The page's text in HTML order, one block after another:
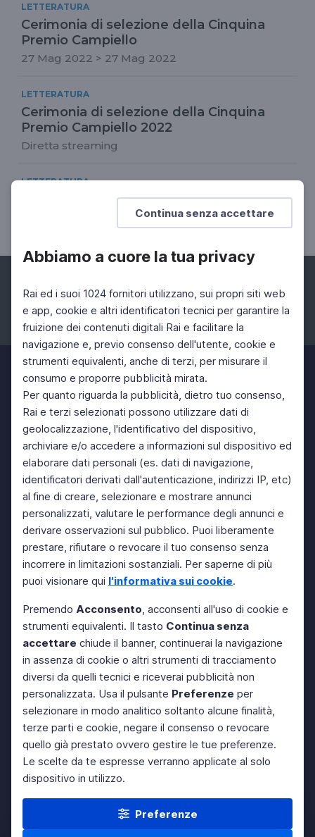
Continua senza accettare
Abbiamo a cuore la tua privacy
Rai ed i suoi 1024 fornitori utilizzano, sui propri siti web
e app, cookie e altri identificatori tecnici per garantire la
fruizione dei contenuti digitali Rai e facilitare la
navigazione e, previo consenso dell'utente, cookie e
strumenti equivalenti, anche di terzi, per misurare il
consumo e proporre pubblicità mirata.
Per quanto riguarda la pubblicità, dietro tuo consenso,
Rai e terzi selezionati possono utilizzare dati di
geolocalizzazione, l'identificativo del dispositivo,
archiviare e/o accedere a informazioni sul dispositivo ed
elaborare dati personali (es. dati di navigazione,
identificatori derivati dall'autenticazione, indirizzi IP, etc)
al fine di creare, selezionare e mostrare annunci
personalizzati, valutare le performance degli annunci e
derivare osservazioni sul pubblico. Puoi liberamente
prestare, rifiutare o revocare il tuo consenso senza
incorrere in limitazioni sostanziali. Per saperne di più
puoi visionare qui l'informativa sui cookie.
Premendo Acconsento, acconsenti all'uso di cookie e
strumenti equivalenti. Il tasto Continua senza
accettare chiude il banner, continuerai la navigazione
in assenza di cookie o altri strumenti di tracciamento
diversi da quelli tecnici e riceverai pubblicità non
personalizzata. Usa il pulsante Preferenze per
selezionare in modo analitico soltanto alcune finalità,
terze parti e cookie, negare il consenso o revocare
quello già prestato ovvero gestire le tue preferenze.
Le scelte da te espresse verranno applicate al solo
dispositivo in utilizzo.
Preferenze
LETTERATURA
Cerimonia di selezione della Cinquina
Premio Campiello
27 Mag 2022 > 27 Mag 2022
LETTERATURA
Cerimonia di selezione della Cinquina
Premio Campiello 2022
Diretta streaming
LETTERATURA
Premio Campiello 2023: la cinquina
26 Mag 2023 > 26 Mag 2023
Facebook Instagram Twitter